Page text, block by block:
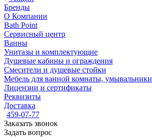
Бренды
О Компании
Bath Point
Сервисный центр
Ванны
Унитазы и комплектующие
Душевые кабины и ограждения
Смесители и душевые стойки
Мебель для ванной комнаты, умывальники
Лицензии и сертификаты
Реквизиты
Доставка
459-07-77
Заказать звонок
Задать вопрос